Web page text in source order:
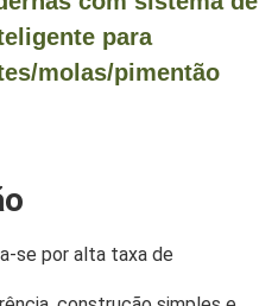
para
molas/pimentão
se por alta taxa de